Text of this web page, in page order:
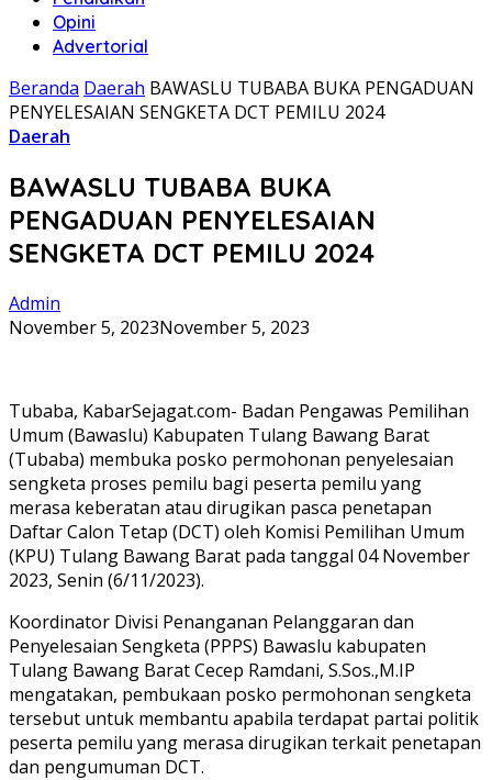
Opini
Advertorial
Beranda Daerah BAWASLU TUBABA BUKA PENGADUAN
PENYELESAIAN SENGKETA DCT PEMILU 2024
Daerah
BAWASLU TUBABA BUKA
PENGADUAN PENYELESAIAN
SENGKETA DCT PEMILU 2024
Admin
November 5, 2023November 5, 2023
Tubaba, KabarSejagat.com- Badan Pengawas Pemilihan
Umum (Bawaslu) Kabupaten Tulang Bawang Barat
(Tubaba) membuka posko permohonan penyelesaian
sengketa proses pemilu bagi peserta pemilu yang
merasa keberatan atau dirugikan pasca penetapan
Daftar Calon Tetap (DCT) oleh Komisi Pemilihan Umum
(KPU) Tulang Bawang Barat pada tanggal 04 November
2023, Senin (6/11/2023).
Koordinator Divisi Penanganan Pelanggaran dan
Penyelesaian Sengketa (PPPS) Bawaslu kabupaten
Tulang Bawang Barat Cecep Ramdani, S.Sos.,M.IP
mengatakan, pembukaan posko permohonan sengketa
tersebut untuk membantu apabila terdapat partai politik
peserta pemilu yang merasa dirugikan terkait penetapan
dan pengumuman DCT.